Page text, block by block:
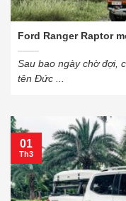
Ford Ranger Raptor
Sau bao ngày chờ đợi,
tên Đức ...
01
Th3